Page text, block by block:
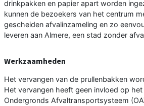
drinkpakken en papier apart worden
kunnen de bezoekers van het centrum
gescheiden afvalinzameling en zo
leveren aan Almere, een stad zonder
Werkzaamheden
Het vervangen van de prullenbakken
Het vervangen heeft geen invloed op
Ondergronds Afvaltransportsysteem